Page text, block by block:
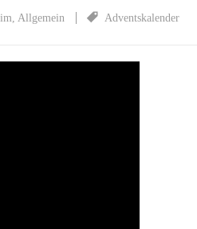
Allgemein Adventskalender